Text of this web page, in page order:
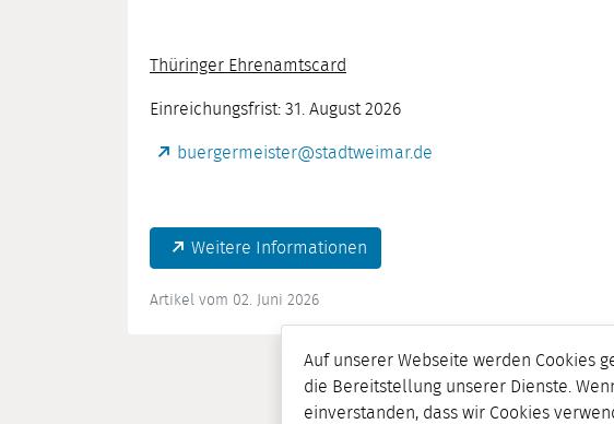
Auf unserer Webseite werden Cookies
die Bereitstellung unserer Dienste.
einverstanden, dass wir Cookies
Thüringer Ehrenamtscard
Einreichungsfrist: 31. August 2026
buergermeister@stadtweimar.de
Weitere Informationen
Artikel vom 02. Juni 2026